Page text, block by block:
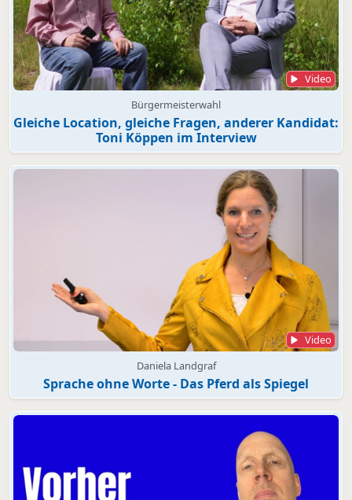
Video
Bürgermeisterwahl
Gleiche Location, gleiche Fragen, anderer Kandidat:
Toni Köppen im Interview
Video
Daniela Landgraf
Sprache ohne Worte - Das Pferd als Spiegel